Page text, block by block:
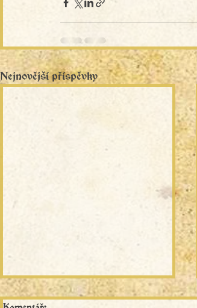
Nejnovější příspěvky